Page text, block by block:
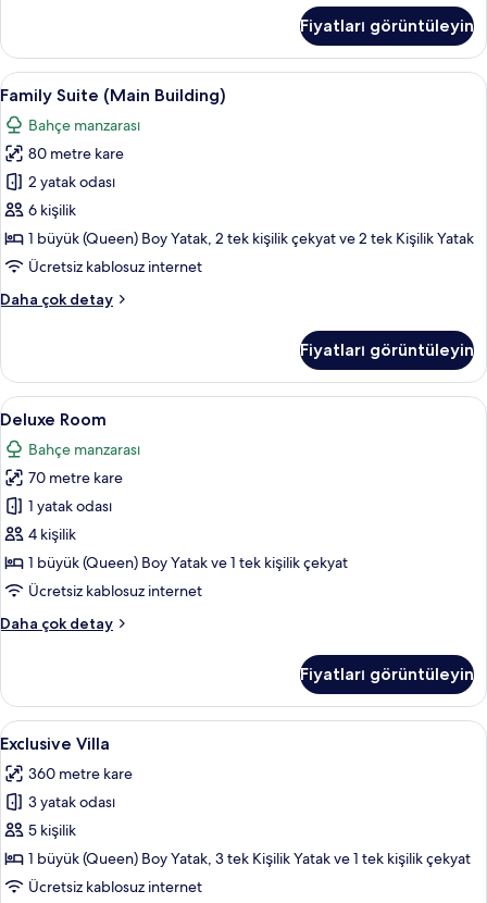
up
hakkında
daha
detay
Fiyatları görüntüleyin
Family
Suite
(Main
Building)
için
tüm
fotoğrafları
görün
Family Suite (Main Building) |
6
Family Suite (Main Building)
Bahçe manzarası
80 metre kare
2 yatak odası
6 kişilik
1 büyük (Queen) Boy Yatak, 2 tek kişilik çekyat ve 2 tek Kişilik Yatak
Ücretsiz kablosuz internet
Daha çok detay
Family
hakkında
daha
fazla
Fiyatları görüntüleyin
Deluxe
Room
için
tüm
fotoğrafları
görün
Deluxe Room | Ücretsiz minibar,
5
Deluxe Room
Bahçe manzarası
70 metre kare
1 yatak odası
4 kişilik
1 büyük (Queen) Boy Yatak ve 1 tek kişilik çekyat
Ücretsiz kablosuz internet
Daha çok detay
Deluxe
fazla
detay
Fiyatları görüntüleyin
Exclusive
Villa
için
tüm
fotoğrafları
görün
6
Exclusive Villa
360 metre kare
3 yatak odası
5 kişilik
1 büyük (Queen) Boy Yatak, 3 tek Kişilik Yatak ve 1 tek kişilik çekyat
Ücretsiz kablosuz internet